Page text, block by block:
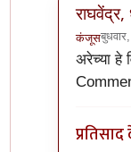
राघवेंद्र,
कंजूस
In reply
अरेच्या हे